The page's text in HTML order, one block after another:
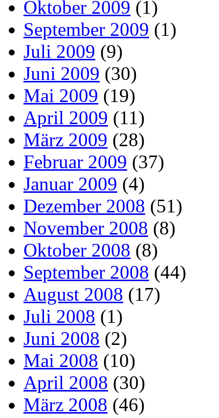
Oktober 2009 (1)
September 2009 (1)
Juli 2009 (9)
Juni 2009 (30)
Mai 2009 (19)
April 2009 (11)
März 2009 (28)
Februar 2009 (37)
Januar 2009 (4)
Dezember 2008 (51)
November 2008 (8)
Oktober 2008 (8)
September 2008 (44)
August 2008 (17)
Juli 2008 (1)
Juni 2008 (2)
Mai 2008 (10)
April 2008 (30)
März 2008 (46)